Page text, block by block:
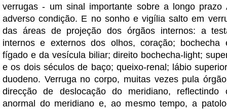
verrugas - um sinal importante sobre a longo prazo
adverso condição. E no sonho e vigília salto em
das áreas de projeção dos órgãos internos: a
internos e externos dos olhos, coração; bochecha
fígado e da vesícula biliar; direito bochecha-light;
e os dois séculos de baço; queixo-renal; lábio
duodeno. Verruga no corpo, muitas vezes pula
direcção de deslocação do meridiano, reflectindo
anormal do meridiano e, ao mesmo tempo, a